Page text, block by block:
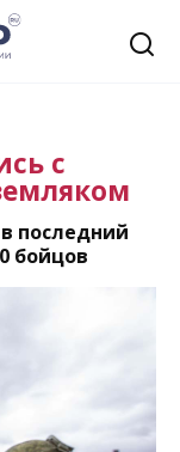
с
последний
бойцов